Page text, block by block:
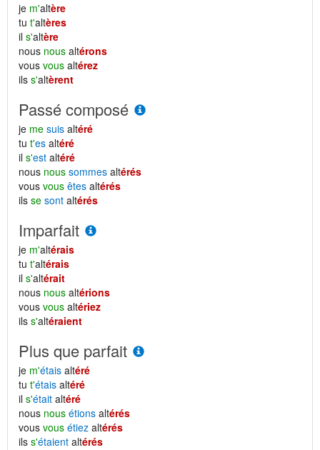
je m'altère
tu t'altères
il s'altère
nous nous altérons
vous vous altérez
ils s'altèrent
Passé composé
je me suis altéré
tu t'es altéré
il s'est altéré
nous nous sommes altérés
vous vous êtes altérés
ils se sont altérés
Imparfait
je m'altérais
tu t'altérais
il s'altérait
nous nous altérions
vous vous altériez
ils s'altéraient
Plus que parfait
je m'étais altéré
tu t'étais altéré
il s'était altéré
nous nous étions altérés
vous vous étiez altérés
ils s'étaient altérés